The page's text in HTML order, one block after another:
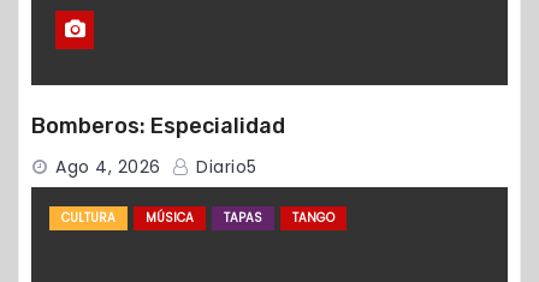
Bomberos: Especialidad
Ago 4, 2026 Diario5
CULTURA MÚSICA TAPAS TANGO